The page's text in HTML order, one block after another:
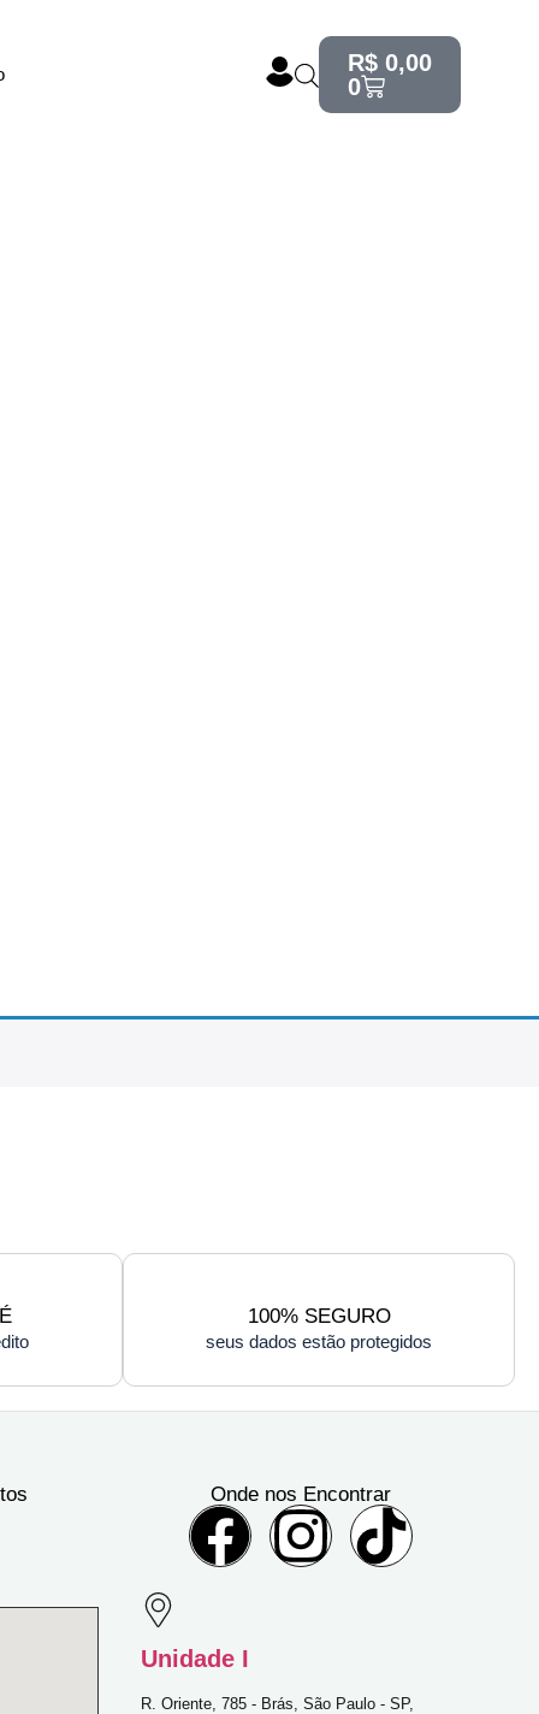
R$0,00
0
100% SEGURO
seus dados estão protegidos
Onde nos Encontrar
Unidade I
R. Oriente, 785 - Brás, São Paulo - SP,